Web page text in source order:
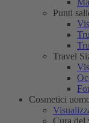
Punti
Travel
Cosmetici
Cura del